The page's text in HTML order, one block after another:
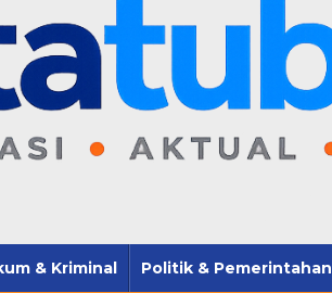
& Kriminal Politik & Pemerintahan